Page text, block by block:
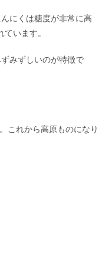
にくは糖度が非常に高
います。
みずしいのが特徴で
れから高原ものになり